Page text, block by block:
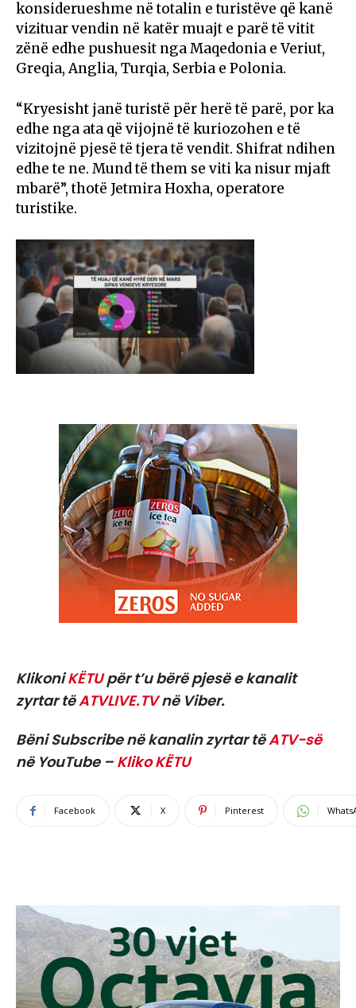
konsiderueshme në totalin e turistëve që kanë
vizituar vendin në katër muajt e parë të vitit
zënë edhe pushuesit nga Maqedonia e Veriut,
Greqia, Anglia, Turqia, Serbia e Polonia.
“Kryesisht janë turistë për herë të parë, por ka
edhe nga ata që vijojnë të kuriozohen e të
vizitojnë pjesë të tjera të vendit. Shifrat ndihen
edhe te ne. Mund të them se viti ka nisur mjaft
mbarë”, thotë Jetmira Hoxha, operatore
turistike.
KlikoniKËTUpër t’u bërë pjesë e kanalit
zyrtar tëATVLIVE.TVnë Viber.
Bëni Subscribe në kanalin zyrtar tëATV-së
në YouTube – Kliko KËTU
Facebook X Pinterest